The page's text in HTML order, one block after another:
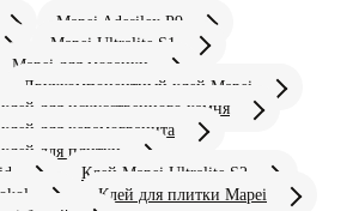
Mapei Adesilex P9
Mapei Ultralite S1
Mapei для мозаики
Двухкомпонентный клей Mapei
для искусственного камня
для керамогранита
для плитки
Клей Mapei Ultralite S2
Клей для плитки Mapei